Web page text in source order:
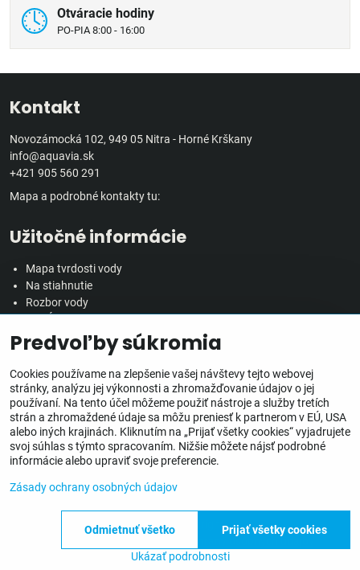
Otváracie hodiny
PO-PIA 8:00 - 16:00
Kontakt
Novozámocká 102, 949 05 Nitra - Horné Krškany
info@aquavia.sk
+421 905 560 291
Mapa a podrobné kontakty tu:
Užitočné informácie
Mapa tvrdosti vody
Na stiahnutie
Rozbor vody
Veľkoobchodná spolupráca
Všetko o nákupe
Obchodné podmienky
Ochrana osobných údajov
Reklamačný poriadok
Doprava, doručenie a poplatky
©2026Copyright
Vytvorené pomocou:BiznisWeb.sk
Predvoľby súkromia
Cookies používame na zlepšenie vašej návštevy tejto webovej
stránky, analýzu jej výkonnosti a zhromažďovanie údajov o jej
používaní. Na tento účel môžeme použiť nástroje a služby tretích
strán a zhromaždené údaje sa môžu preniesť k partnerom v EÚ, USA
alebo iných krajinách. Kliknutím na „Prijať všetky cookies“ vyjadrujete
svoj súhlas s týmto spracovaním. Nižšie môžete nájsť podrobné
informácie alebo upraviť svoje preferencie.
Zásady ochrany osobných údajov
Ukázať podrobnosti
Prijať všetky cookies
Odmietnuť všetko